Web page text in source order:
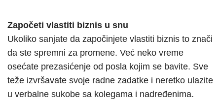
Započeti vlastiti biznis u snu
Ukoliko sanjate da započinjete vlastiti biznis to znači
da ste spremni za promene. Već neko vreme
osećate prezasićenje od posla kojim se bavite. Sve
teže izvršavate svoje radne zadatke i neretko ulazite
u verbalne sukobe sa kolegama i nadređenima.